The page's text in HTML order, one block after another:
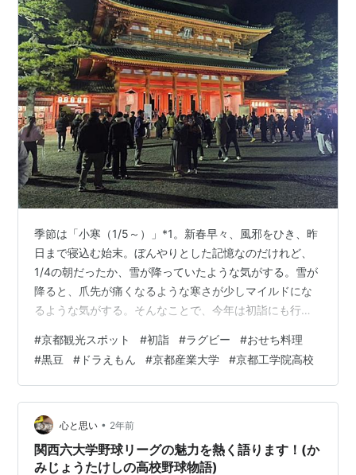
季節は「小寒（1/5～）」*1。新春早々、風邪をひき、昨
日まで寝込む始末。ぼんやりとした記憶なのだけれど、
1/4の朝だったか、雪が降っていたような気がする。雪が
降ると、爪先が痛くなるような寒さが少しマイルドにな
るような気がする。そんなことで、今年は初詣にも行け
じ。 長男は『平安神宮』へ 次男は『大文字山』に登る予
定だったのだけれど、冷たい雨のため断念したよう。今
日の朝刊には『大文字山 お気軽登山はご用心』の記事*2
があり、昨年の遭難者が府内最多となったよう。登山中
止は”英断”だったかもしれない。 2025年用に”親父のおせ
ち”を作ってみた。 2…
#京都観光スポット #初詣 #ラグビー #おせち料理
#黒豆 # ドラえもん #京都産業大学 #京都工学院高校
心と思い • 2年前
関西六大学野球リーグの魅力を熱く語ります！(か
みじょうたけしの高校野球物語)